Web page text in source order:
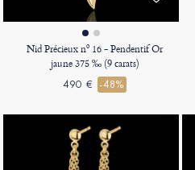
Nid Précieux nº 16 - Pendentif Or
jaune 375 ‰ (9 carats)
490 € -48%